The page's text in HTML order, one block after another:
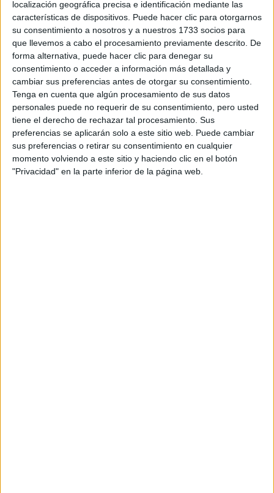
localización geográfica precisa e identificación mediante las
características de dispositivos. Puede hacer clic para otorgarnos
su consentimiento a nosotros y a nuestros 1733 socios para
que llevemos a cabo el procesamiento previamente descrito. De
forma alternativa, puede hacer clic para denegar su
consentimiento o acceder a información más detallada y
cambiar sus preferencias antes de otorgar su consentimiento.
Tenga en cuenta que algún procesamiento de sus datos
personales puede no requerir de su consentimiento, pero usted
tiene el derecho de rechazar tal procesamiento. Sus
preferencias se aplicarán solo a este sitio web. Puede cambiar
sus preferencias o retirar su consentimiento en cualquier
momento volviendo a este sitio y haciendo clic en el botón
"Privacidad" en la parte inferior de la página web.
Campeonatos Autonómicos
Históricos
Dakar
RallyCross
Circuitos
F1
Fórmula E
F2 / F3 / F4
Resistencia
Indycar
Otros